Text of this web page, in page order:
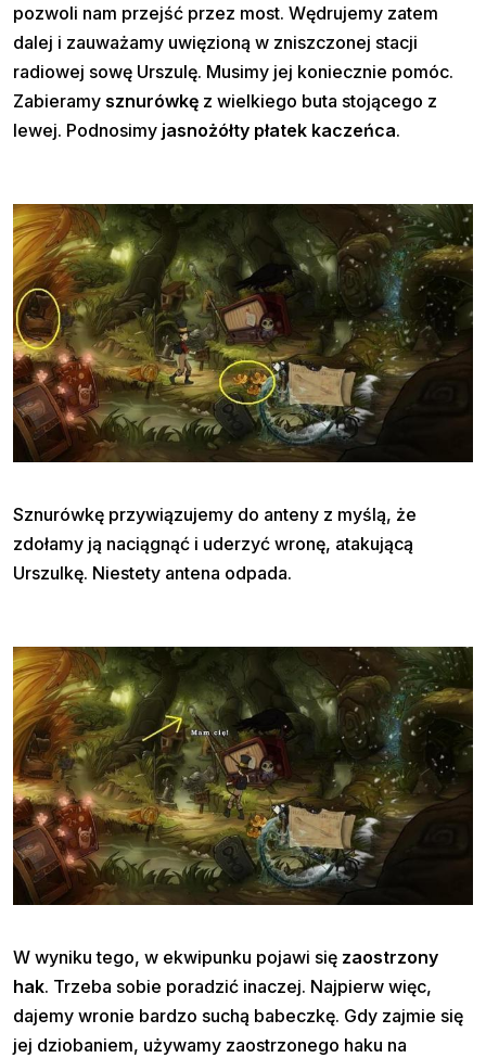
pozwoli nam przejść przez most. Wędrujemy zatem
dalej i zauważamy uwięzioną w zniszczonej stacji
radiowej sowę Urszulę. Musimy jej koniecznie pomóc.
Zabieramy sznurówkę z wielkiego buta stojącego z
lewej. Podnosimy jasnożółty płatek kaczeńca.
Sznurówkę przywiązujemy do anteny z myślą, że
zdołamy ją naciągnąć i uderzyć wronę, atakującą
Urszulkę. Niestety antena odpada.
W wyniku tego, w ekwipunku pojawi się zaostrzony
hak. Trzeba sobie poradzić inaczej. Najpierw więc,
dajemy wronie bardzo suchą babeczkę. Gdy zajmie się
jej dziobaniem, używamy zaostrzonego haku na